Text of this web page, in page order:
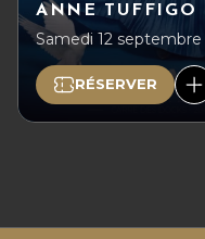
ANNE TUFFIGO
Samedi 12 septembre
RÉSERVER